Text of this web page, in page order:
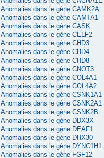
Anomalies dans le gène CAMK2A
Anomalies dans le gène CAMTA1
Anomalies dans le gène CASK
Anomalies dans le gène CELF2
Anomalies dans le gène CHD3
Anomalies dans le gène CHD4
Anomalies dans le gène CHD8
Anomalies dans le gène CNOT3
Anomalies dans le gène COL4A1
Anomalies dans le gène COL4A2
Anomalies dans le gène CSNK1A1
Anomalies dans le gène CSNK2A1
Anomalies dans le gène CSNK2B
Anomalies dans le gène DDX3X
Anomalies dans le gène DEAF1
Anomalies dans le gène DHX30
Anomalies dans le gène DYNC1H1
Anomalies dans le gène FGF12